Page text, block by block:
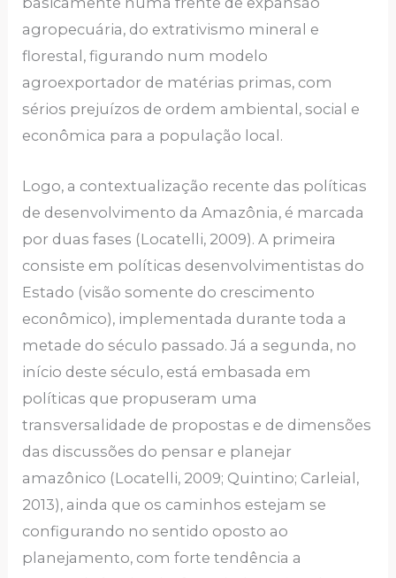
agropecuária, do extrativismo mineral e
florestal, figurando num modelo
agroexportador de matérias primas, com
sérios prejuízos de ordem ambiental, social e
econômica para a população local.
Logo, a contextualização recente das políticas
de desenvolvimento da Amazônia, é marcada
por duas fases (Locatelli, 2009). A primeira
consiste em políticas desenvolvimentistas do
Estado (visão somente do crescimento
econômico), implementada durante toda a
metade do século passado. Já a segunda, no
início deste século, está embasada em
políticas que propuseram uma
transversalidade de propostas e de dimensões
das discussões do pensar e planejar
amazônico (Locatelli, 2009; Quintino; Carleial,
2013), ainda que os caminhos estejam se
configurando no sentido oposto ao
planejamento, com forte tendência a